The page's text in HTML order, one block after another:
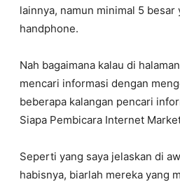
lainnya, namun minimal 5
handphone.
Nah bagaimana kalau di
mencari informasi dengan
beberapa kalangan pencari
Siapa Pembicara Internet
Seperti yang saya jelaskan di
habisnya, biarlah mereka yang